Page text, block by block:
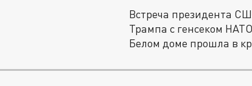
Встреча президента
Трампа с генсеком
Белом доме прошла в